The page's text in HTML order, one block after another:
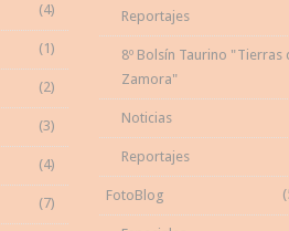
(4)
(1)
(2)
(3)
(4)
(7)
Reportajes
8º Bolsín Taurino "Tierras
Zamora"
Noticias
Reportajes
FotoBlog